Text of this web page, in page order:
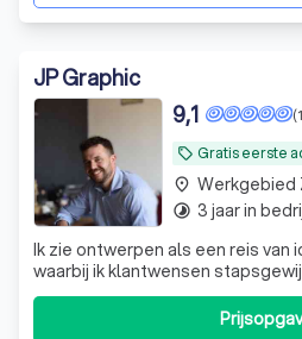
JP Graphic
local_offer Gratis eerste
9,1
Ik zie ontwerpen als een reis
waarbij ik klantwensen
passend resultaat.
place Werkgebied
timelapse 3 jaar in